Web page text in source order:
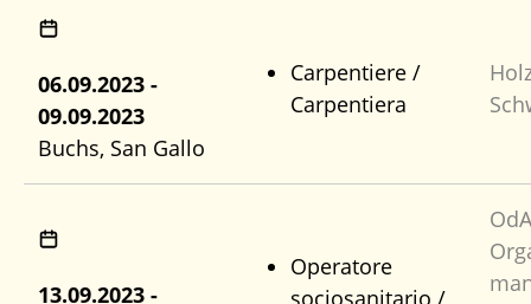
06.09.2023 -
09.09.2023
Buchs, San Gallo
Carpentiere /
Carpentiera
13.09.2023 -
Operatore
sociosanitario /